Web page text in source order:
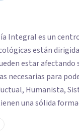
Integral es un
están
estar afectando
necesarias para
Humanista,
una sólida
es decir las
para resolver la